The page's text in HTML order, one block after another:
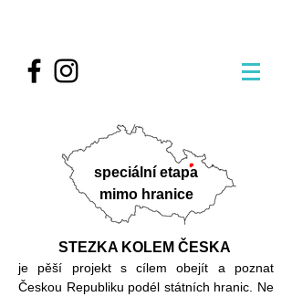
speciální etapa
mimo hranice
STEZKA KOLEM ČESKA
je pěší projekt s cílem obejít a poznat
Českou Republiku podél státních hranic. Ne